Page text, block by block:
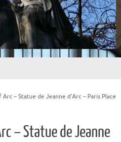
– Statue de Jeanne d’Arc – Paris Place
– Statue de Jeanne